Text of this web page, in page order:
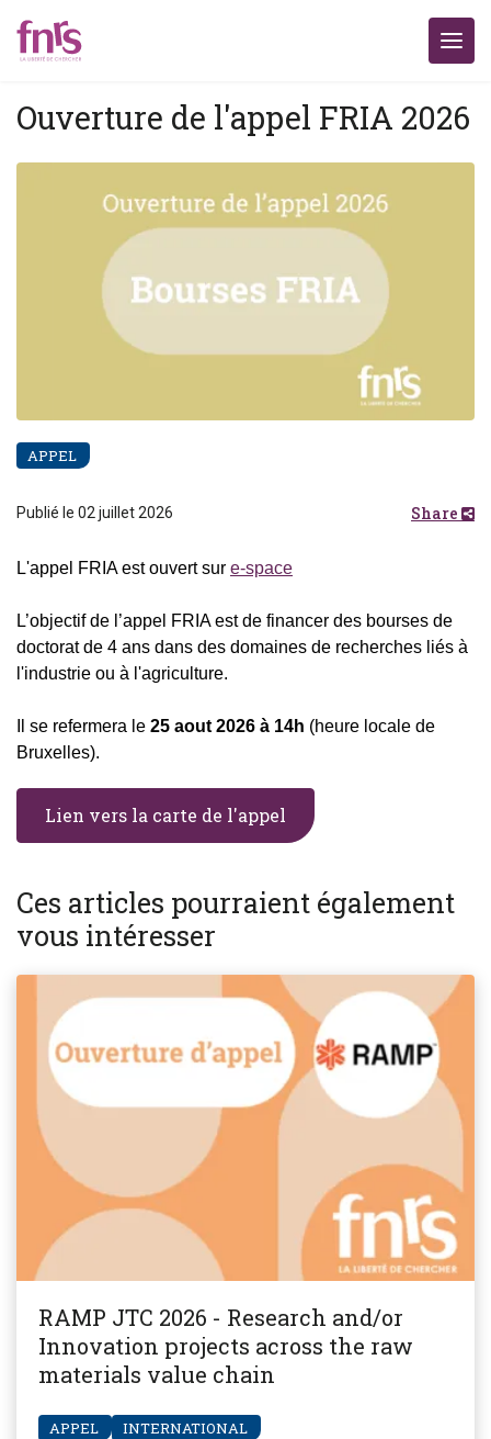
Ouverture de l'appel FRIA 2026
APPEL
Publié le 02 juillet 2026 Share
L'appel FRIA est ouvert sur e-space
L’objectif de l’appel FRIA est de financer des bourses de
doctorat de 4 ans dans des domaines de recherches liés à
l'industrie ou à l'agriculture.
Il se refermera le 25 aout 2026 à 14h (heure locale de
Bruxelles).
Lien vers la carte de l'appel
Ces articles pourraient également
vous intéresser
RAMP JTC 2026 - Research and/or
Innovation projects across the raw
materials value chain
APPEL INTERNATIONAL